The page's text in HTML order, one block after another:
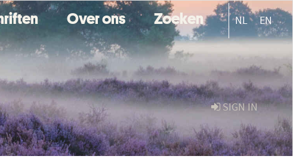
Over ons Zoeken NL EN
SIGN IN